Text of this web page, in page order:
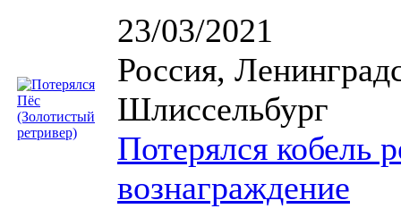
23/03/2021
Россия,
Шлиссельбург
Потерялся кобель
вознаграждение